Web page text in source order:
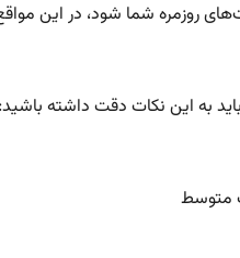
روزمره شما شود، در این
به این نکات دقت داشته باشید:
متوسط